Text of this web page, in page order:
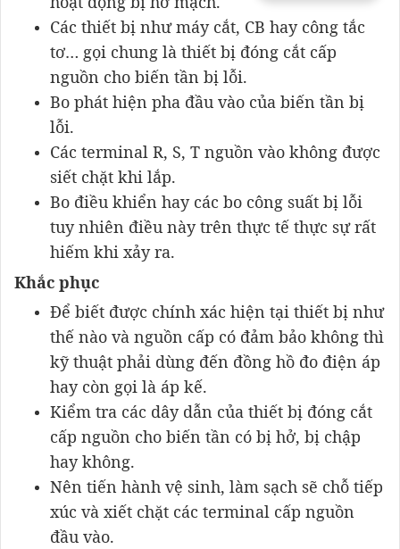
Các thiết bị như máy cắt, CB hay công tắc
tơ… gọi chung là thiết bị đóng cắt cấp
nguồn cho biến tần bị lỗi.
Bo phát hiện pha đầu vào của biến tần bị
lỗi.
Các terminal R, S, T nguồn vào không được
siết chặt khi lắp.
Bo điều khiển hay các bo công suất bị lỗi
tuy nhiên điều này trên thực tế thực sự rất
hiếm khi xảy ra.
Khắc phục
Để biết được chính xác hiện tại thiết bị như
thế nào và nguồn cấp có đảm bảo không thì
kỹ thuật phải dùng đến đồng hồ đo điện áp
hay còn gọi là áp kế.
Kiểm tra các dây dẫn của thiết bị đóng cắt
cấp nguồn cho biến tần có bị hở, bị chập
hay không.
Nên tiến hành vệ sinh, làm sạch sẽ chỗ tiếp
xúc và xiết chặt các terminal cấp nguồn
đầu vào.